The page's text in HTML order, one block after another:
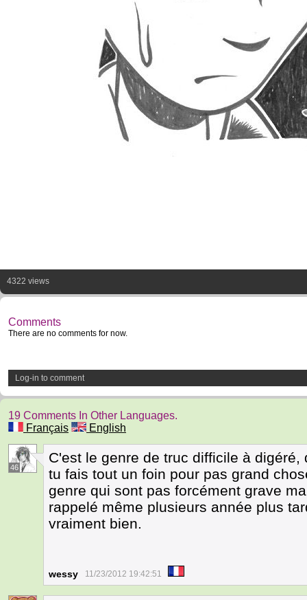
4322 views
Comments
There are no comments for now.
Log-in to comment
19 Comments In Other Languages.
Français
English
46
C'est le genre de truc difficile à
tu fais tout un foin pour pas grand
genre qui sont pas forcément grave
rappelé même plusieurs année plus
vraiment bien.
wessy 11/23/2012 19:42:51